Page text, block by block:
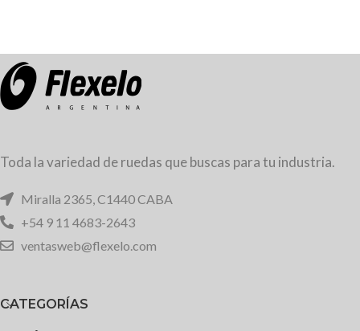
Toda la variedad de ruedas que buscas para tu industria.
Miralla 2365, C1440 CABA
+54 9 11 4683-2643
ventasweb@flexelo.com
CATEGORÍAS